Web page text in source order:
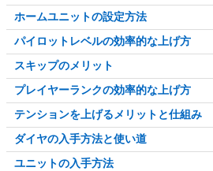
ホームユニットの設定方法
パイロットレベルの効率的な上げ方
スキップのメリット
プレイヤーランクの効率的な上げ方
テンションを上げるメリットと仕組み
ダイヤの入手方法と使い道
ユニットの入手方法